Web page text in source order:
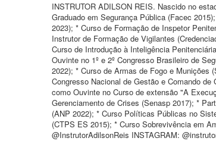
INSTRUTOR ADILSON REIS. Nascido no
Graduado em Segurança Pública (Facec
2023); * Curso de Formação de Inspetor
Instrutor de Formação de Vigilantes
Curso de Introdução à Inteligência
Ouvinte no 1º e 2º Congresso Brasileiro de
2022); * Curso de Armas de Fogo e Munições
Congresso Nacional de Gestão e Comando
como Ouvinte no Curso de extensão "A
Gerenciamento de Crises (Senasp 2017); *
(ANP 2022); * Curso Políticas Públicas no
(CTPS ES 2015); * Curso Sobrevivência em
@InstrutorAdilsonReis INSTAGRAM: